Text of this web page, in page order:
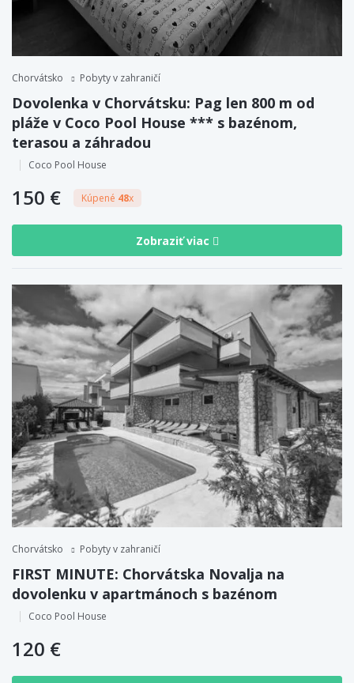
Chorvátsko Pobyty v zahraničí
Dovolenka v Chorvátsku: Pag len 800 m od
pláže v Coco Pool House *** s bazénom,
terasou a záhradou
Coco Pool House
150 € Kúpené 48x
Zobraziť viac
Chorvátsko Pobyty v zahraničí
FIRST MINUTE: Chorvátska Novalja na
dovolenku v apartmánoch s bazénom
Coco Pool House
120 €